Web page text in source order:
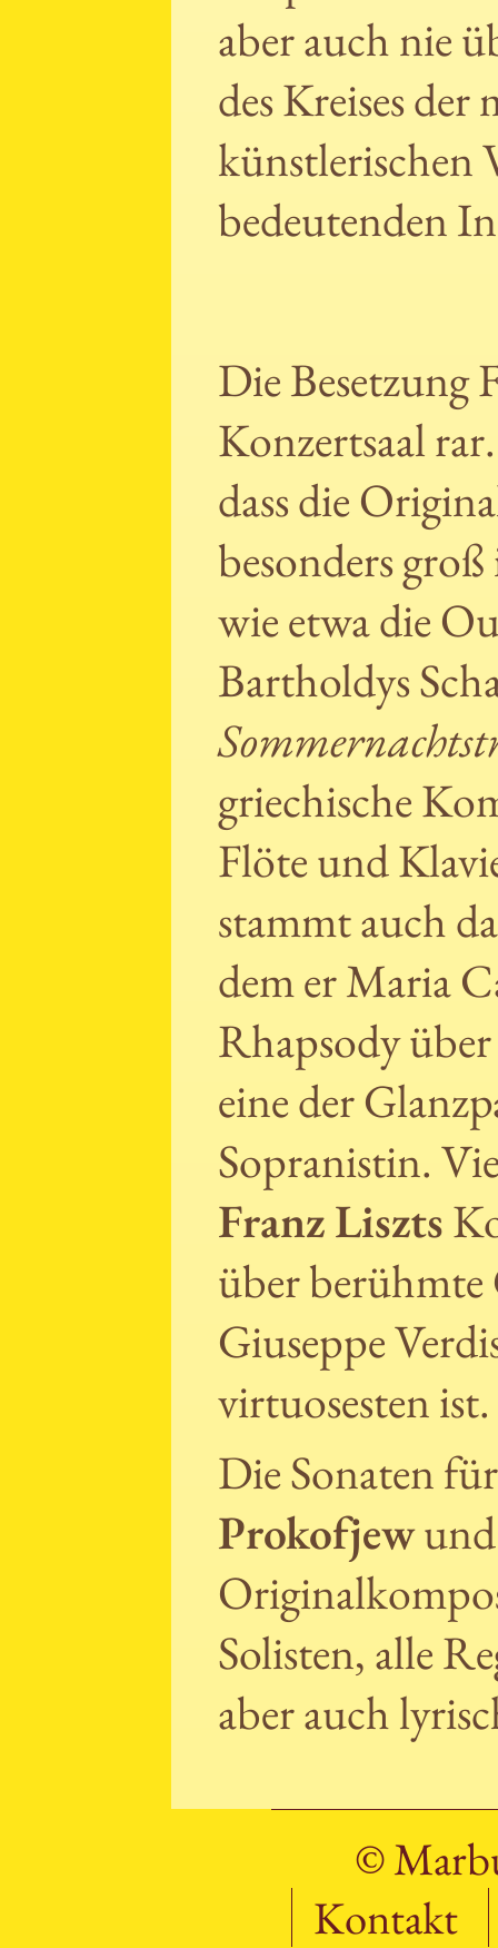
aber auch nie
des Kreises
künstlerischen
bedeutenden
Die Besetzung
Konzertsaal
dass die
besonders
wie etwa die
Bartholdys
griechische
Flöte und
stammt auch
dem er Maria
Rhapsody
eine der
Sopranistin.
Franz Liszts
über berühmte
Giuseppe
virtuosesten ist.
Die Sonaten
Prokofjew
Solisten, alle
aber auch
©
Kontakt